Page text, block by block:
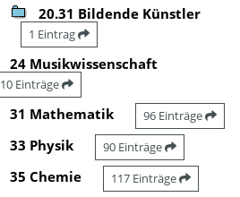
20.31 Bildende Künstler
1 Eintrag
24 Musikwissenschaft
10 Einträge
31 Mathematik 96 Einträge
33 Physik 90 Einträge
35 Chemie 117 Einträge